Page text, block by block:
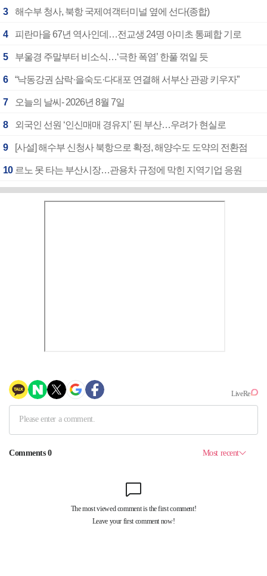
3 해수부 청사, 북항 국제여객터미널 옆에 선다(종합)
4 피란마을 67년 역사인데…전교생 24명 아미초 통폐합 기로
5 부울경 주말부터 비소식…‘극한 폭염’ 한풀 꺾일 듯
6 “낙동강권 삼락·을숙도·다대포 연결해 서부산 관광 키우자”
7 오늘의 날씨- 2026년 8월 7일
8 외국인 선원 ‘인신매매 경유지’ 된 부산…우려가 현실로
9 [사설] 해수부 신청사 북항으로 확정, 해양수도 도약의 전환점
10 르노 못 타는 부산시장…관용차 규정에 막힌 지역기업 응원